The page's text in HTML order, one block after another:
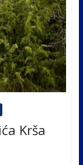
Krša